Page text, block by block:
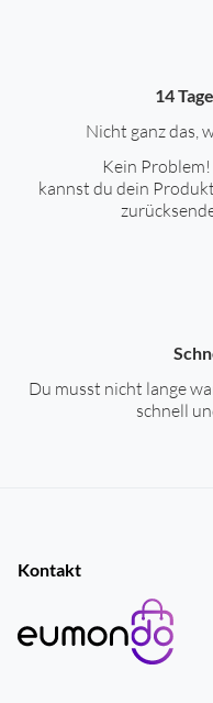
14
Nicht ganz das,
Kein
kannst du dein
Du musst nicht lange
schnell
Kontakt